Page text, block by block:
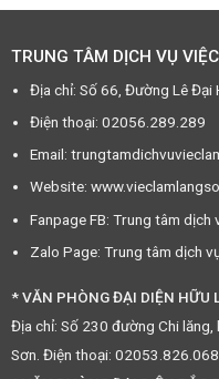
TRUNG TÂM DỊCH VỤ
Địa chỉ: Số 66, Đường Lê Đại
Điện thoại: 02056.289.289
Email:
Website:
Fanpage FB: Trung tâm dịch
Zalo Page: Trung tâm dịch
* VĂN PHÒNG ĐẠI DIỆN HỮU
Địa chỉ: Số 230 đường Chi lăng,
Sơn. Điện thoại: 02053.826.068